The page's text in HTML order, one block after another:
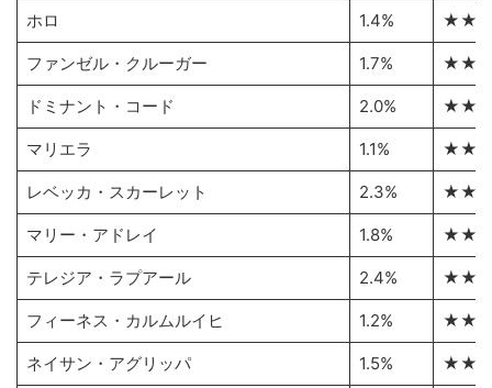
ホロ 1.4%
ファンゼル・クルーガー 1.7%
ドミナント・コード 2.0%
マリエラ 1.1%
レベッカ・スカーレット 2.3%
マリー・アドレイ 1.8%
テレジア・ラプアール 2.4%
フィーネス・カルムルイヒ 1.2%
ネイサン・アグリッパ 1.5%